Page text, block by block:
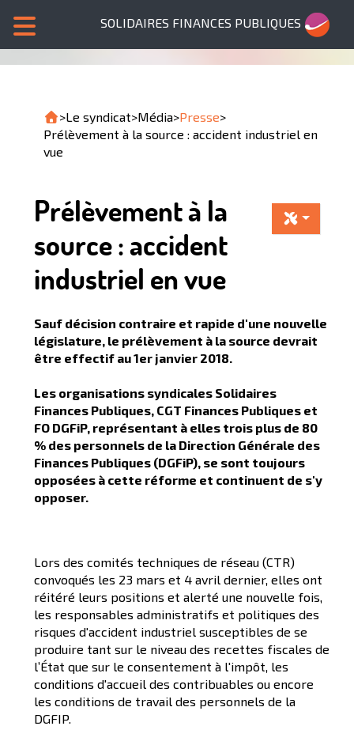
SOLIDAIRES FINANCES PUBLIQUES
>Le syndicat>Média>Presse>
Prélèvement à la source : accident industriel en
vue
Prélèvement à la
source : accident
industriel en vue
Sauf décision contraire et rapide d'une nouvelle
législature, le prélèvement à la source devrait
être effectif au 1er janvier 2018.
Les organisations syndicales Solidaires
Finances Publiques, CGT Finances Publiques et
FO DGFiP, représentant à elles trois plus de 80
% des personnels de la Direction Générale des
Finances Publiques (DGFiP), se sont toujours
opposées à cette réforme et continuent de s'y
opposer.
Lors des comités techniques de réseau (CTR)
convoqués les 23 mars et 4 avril dernier, elles ont
réitéré leurs positions et alerté une nouvelle fois,
les responsables administratifs et politiques des
risques d'accident industriel susceptibles de se
produire tant sur le niveau des recettes fiscales de
l’État que sur le consentement à l'impôt, les
conditions d'accueil des contribuables ou encore
les conditions de travail des personnels de la
DGFIP.